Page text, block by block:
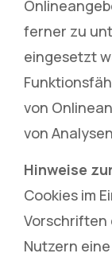
ferner zu
eingesetzt
von
von
Hinweise
Cookies im
Vorschriften
Nutzern